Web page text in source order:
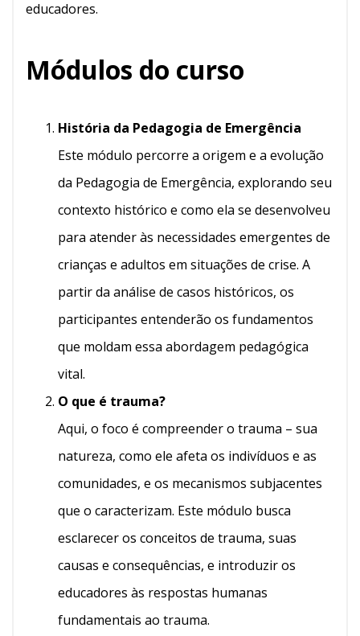
educadores.
Módulos do curso
História da Pedagogia de Emergência
Este módulo percorre a origem e a evolução
da Pedagogia de Emergência, explorando seu
contexto histórico e como ela se desenvolveu
para atender às necessidades emergentes de
crianças e adultos em situações de crise. A
partir da análise de casos históricos, os
participantes entenderão os fundamentos
que moldam essa abordagem pedagógica
vital.
O que é trauma?
Aqui, o foco é compreender o trauma – sua
natureza, como ele afeta os indivíduos e as
comunidades, e os mecanismos subjacentes
que o caracterizam. Este módulo busca
esclarecer os conceitos de trauma, suas
causas e consequências, e introduzir os
educadores às respostas humanas
fundamentais ao trauma.